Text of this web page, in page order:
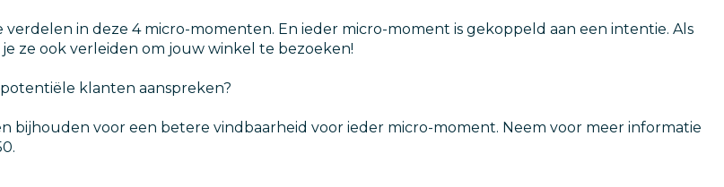
in deze 4 micro-momenten. En ieder micro-moment is gekoppeld aan een intentie. Als
ze ook verleiden om jouw winkel te bezoeken!
klanten aanspreken?
voor een betere vindbaarheid voor ieder micro-moment. Neem voor meer informatie